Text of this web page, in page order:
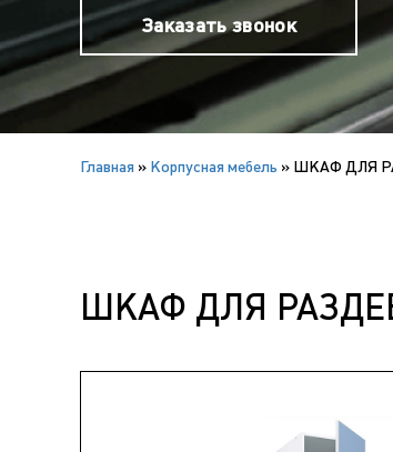
Заказать звонок
Главная » Корпусная мебель » ШКАФ ДЛЯ
ШКАФ ДЛЯ